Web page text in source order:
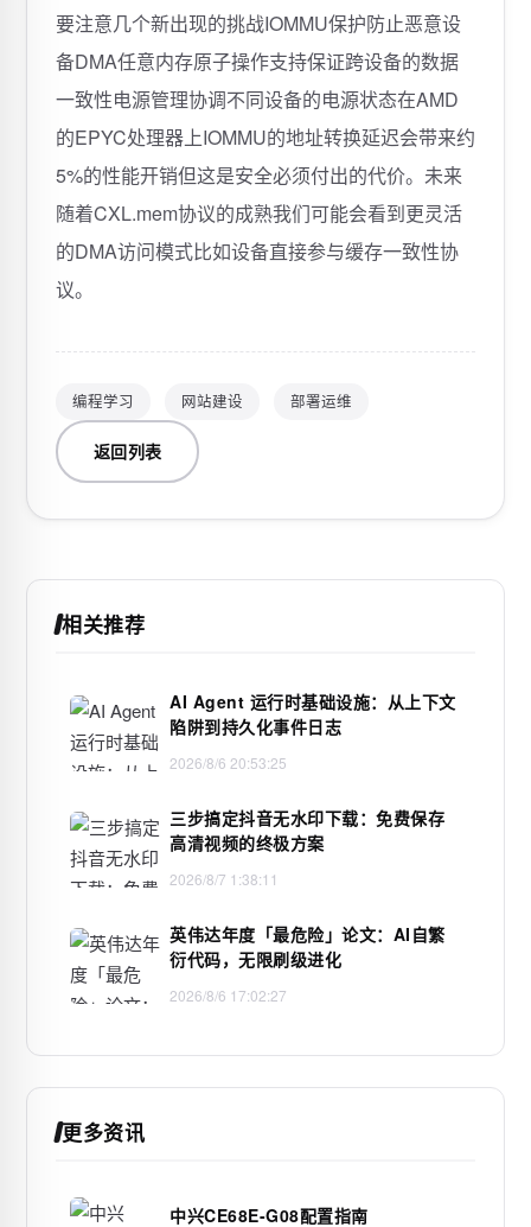
要注意几个新出现的挑战IOMMU保护防止恶意设
备DMA任意内存原子操作支持保证跨设备的数据
一致性电源管理协调不同设备的电源状态在AMD
的EPYC处理器上IOMMU的地址转换延迟会带来约
5%的性能开销但这是安全必须付出的代价。未来
随着CXL.mem协议的成熟我们可能会看到更灵活
的DMA访问模式比如设备直接参与缓存一致性协
议。
编程学习 网站建设 部署运维
返回列表
相关推荐
AI Agent 运行时基础设施：从上下文
陷阱到持久化事件日志
2026/8/6 20:53:25
三步搞定抖音无水印下载：免费保存
高清视频的终极方案
2026/8/7 1:38:11
英伟达年度「最危险」论文：AI自繁
衍代码，无限刷级进化
2026/8/6 17:02:27
更多资讯
中兴CE68E-G08配置指南